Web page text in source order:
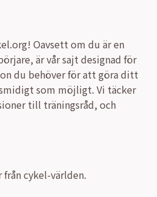
Oavsett om du är en
är vår sajt designad för
du behöver för att göra ditt
som möjligt. Vi täcker
till träningsråd, och
från cykel-världen.